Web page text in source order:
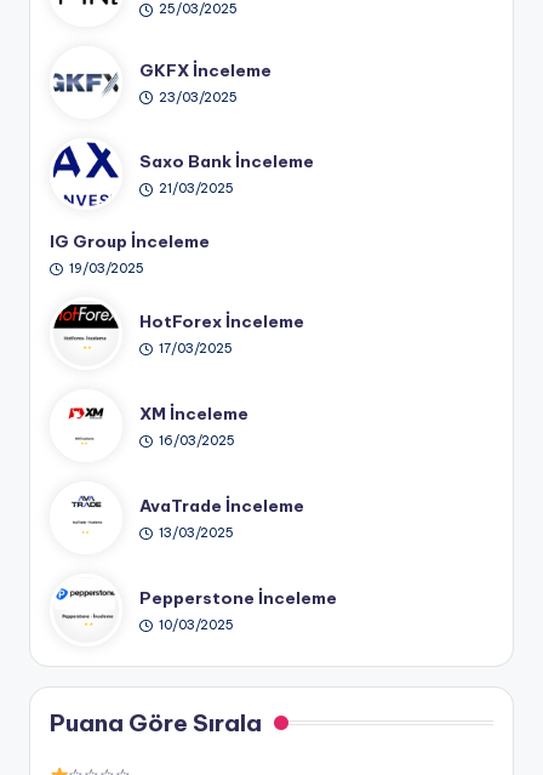
25/03/2025
GKFX İnceleme
23/03/2025
Saxo Bank İnceleme
21/03/2025
IG Group İnceleme
19/03/2025
HotForex İnceleme
17/03/2025
XM İnceleme
16/03/2025
AvaTrade İnceleme
13/03/2025
Pepperstone İnceleme
10/03/2025
Puana Göre Sırala